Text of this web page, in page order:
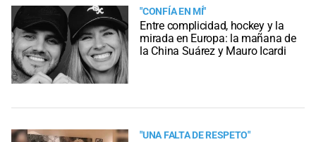
"CONFÍA EN MÍ"
Entre complicidad, hockey y la
mirada en Europa: la mañana de
la China Suárez y Mauro Icardi
"UNA FALTA DE RESPETO"